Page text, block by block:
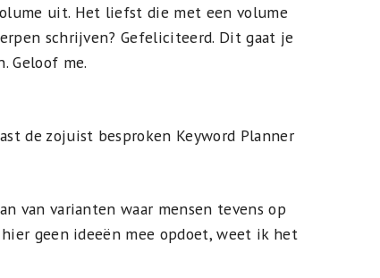
uit. Het liefst die met een volume
schrijven? Gefeliciteerd. Dit gaat je
Geloof me.
de zojuist besproken Keyword Planner
van varianten waar mensen tevens op
geen ideeën mee opdoet, weet ik het